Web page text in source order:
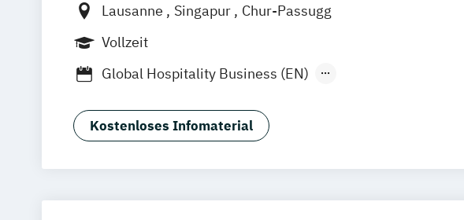
Lausanne Singapur
Chur-Passugg
Vollzeit
Global Hospitality Business (EN)
Kostenloses Infomaterial